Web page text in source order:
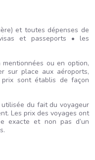
et toutes dépenses de
et passeports • les
ou en option,
sur place aux aéroports,
sont établis de façon
du fait du voyageur
Les prix des voyages ont
exacte et non pas d’un